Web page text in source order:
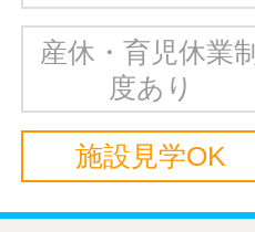
産休・育児休業制
度あり
施設見学OK